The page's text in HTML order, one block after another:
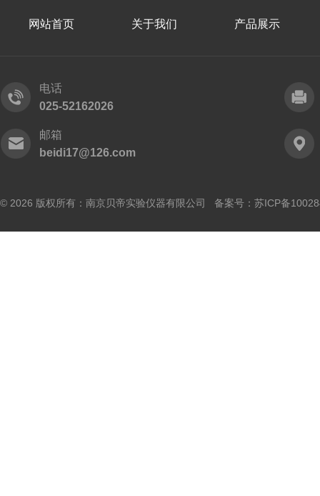
网站首页 关于我们 产品展示
电话
025-52162026
邮箱
beidi17@126.com
© 2026 版权所有：南京贝帝实验仪器有限公司 备案号： 苏ICP备